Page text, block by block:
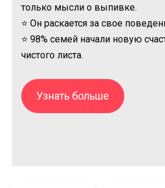
только мысли о выпивке.
⭐ Он раскается за свое
⭐ 98% семей начали новую
чистого листа.
Узнать больше